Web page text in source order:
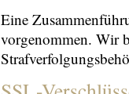
Eine
vorgenommen. Wir